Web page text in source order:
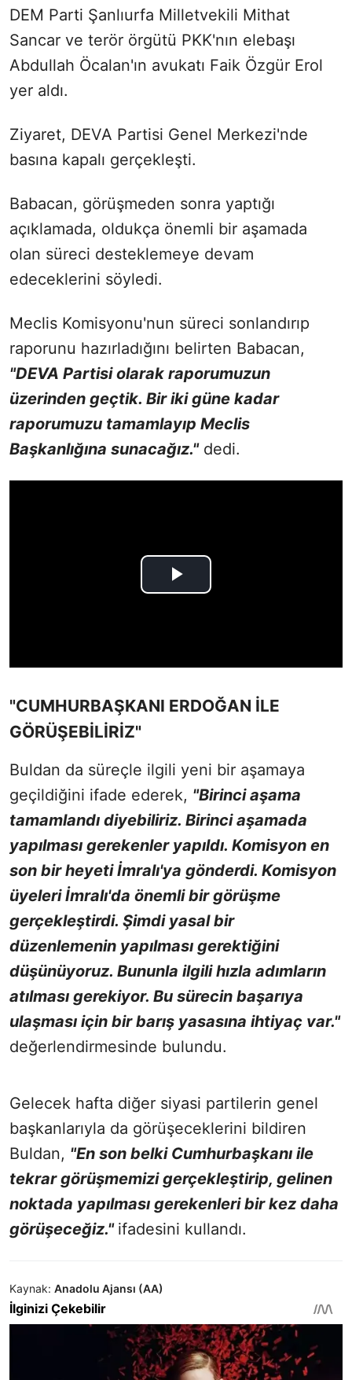
DEM Parti Şanlıurfa Milletvekili Mithat
Sancar ve terör örgütü PKK'nın elebaşı
Abdullah Öcalan'ın avukatı Faik Özgür Erol
yer aldı.
Ziyaret, DEVA Partisi Genel Merkezi'nde
basına kapalı gerçekleşti.
Babacan, görüşmeden sonra yaptığı
açıklamada, oldukça önemli bir aşamada
olan süreci desteklemeye devam
edeceklerini söyledi.
Meclis Komisyonu'nun süreci sonlandırıp
raporunu hazırladığını belirten Babacan,
"DEVA Partisi olarak raporumuzun
üzerinden geçtik. Bir iki güne kadar
raporumuzu tamamlayıp Meclis
Başkanlığına sunacağız."dedi.
"CUMHURBAŞKANI ERDOĞAN İLE
GÖRÜŞEBİLİRİZ"
Buldan da süreçle ilgili yeni bir aşamaya
geçildiğini ifade ederek, "Birinci aşama
tamamlandı diyebiliriz. Birinci aşamada
yapılması gerekenler yapıldı. Komisyon en
son bir heyeti İmralı'ya gönderdi. Komisyon
üyeleri İmralı'da önemli bir görüşme
gerçekleştirdi. Şimdi yasal bir
düzenlemenin yapılması gerektiğini
düşünüyoruz. Bununla ilgili hızla adımların
atılması gerekiyor. Bu sürecin başarıya
ulaşması için bir barış yasasına ihtiyaç var."
değerlendirmesinde bulundu.
Gelecek hafta diğer siyasi partilerin genel
başkanlarıyla da görüşeceklerini bildiren
Buldan, "En son belki Cumhurbaşkanı ile
tekrar görüşmemizi gerçekleştirip, gelinen
noktada yapılması gerekenleri bir kez daha
görüşeceğiz." ifadesini kullandı.
Kaynak: Anadolu Ajansı (AA)